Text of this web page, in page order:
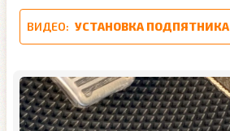
ВИДЕО: УСТАНОВКА ПОДПЯТНИКА